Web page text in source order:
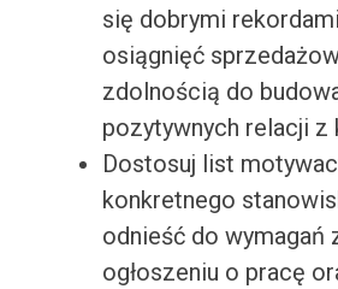
się dobrymi
osiągnięć
zdolnością do
pozytywnych relacji z
Dostosuj list
konkretnego
odnieść do wymagań
ogłoszeniu o pracę